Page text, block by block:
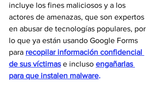
incluye los fines maliciosos y a los
actores de amenazas, que son expertos
en abusar de tecnologías populares, por
lo que ya están usando Google Forms
para recopilar información confidencial
de sus víctimas e incluso engañarlas
para que instalen malware.